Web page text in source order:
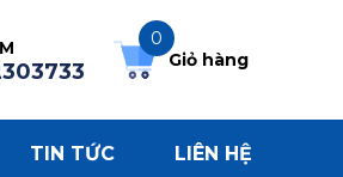
0
Giỏ hàng
TIN TỨC LIÊN HỆ